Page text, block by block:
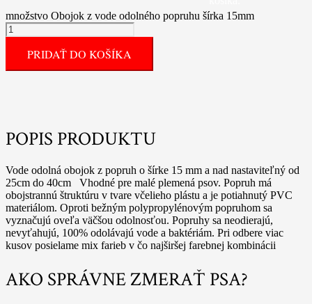
množstvo Obojok z vode odolného popruhu šírka 15mm
PRIDAŤ DO KOŠÍKA
POPIS PRODUKTU
Vode odolná obojok z popruh o šírke 15 mm a nad nastaviteľný od
25cm do 40cm Vhodné pre malé plemená psov. Popruh má
obojstrannú štruktúru v tvare včelieho plástu a je potiahnutý PVC
materiálom. Oproti bežným polypropylénovým popruhom sa
vyznačujú oveľa väčšou odolnosťou. Popruhy sa neodierajú,
nevyťahujú, 100% odolávajú vode a baktériám. Pri odbere viac
kusov posielame mix farieb v čo najširšej farebnej kombinácii
AKO SPRÁVNE ZMERAŤ PSA?